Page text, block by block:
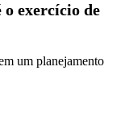
o exercício de